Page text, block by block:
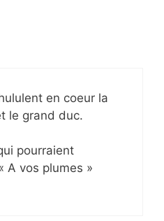
en coeur la
le grand duc.
pourraient
A vos plumes »